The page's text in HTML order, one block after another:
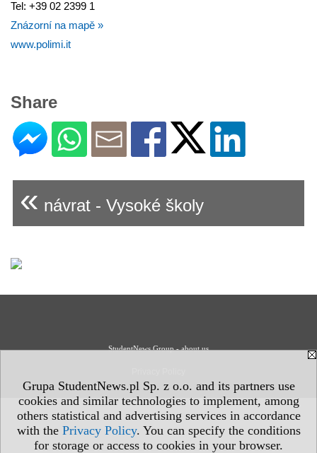
Grupa StudentNews.pl Sp. z o.o. and its partners use
cookies and similar technologies to implement, among
others statistical and advertising services in accordance
with the Privacy Policy. You can specify the conditions
for storage or access to cookies in your browser.
Tel: +39 02 2399 1
Znázorní na mapě »
www.polimi.it
Share
« návrat - Vysoké školy
StudentNews Group - about us